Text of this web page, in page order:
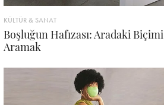
KÜLTÜR & SANAT
Boşluğun Hafızası: Aradaki Biçimi
Aramak